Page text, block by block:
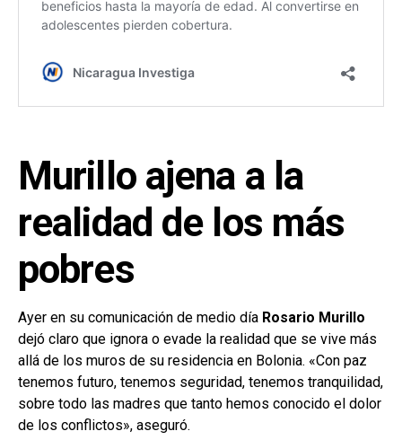
Murillo ajena a la
realidad de los más
pobres
Ayer en su comunicación de medio día Rosario Murillo
dejó claro que ignora o evade la realidad que se vive más
allá de los muros de su residencia en Bolonia. «Con paz
tenemos futuro, tenemos seguridad, tenemos tranquilidad,
sobre todo las madres que tanto hemos conocido el dolor
de los conflictos», aseguró.